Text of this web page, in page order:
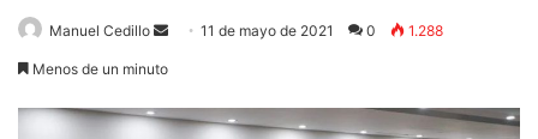
Manuel Cedillo
Send11 de mayo de 2021 0 1.288
Menos de un minuto